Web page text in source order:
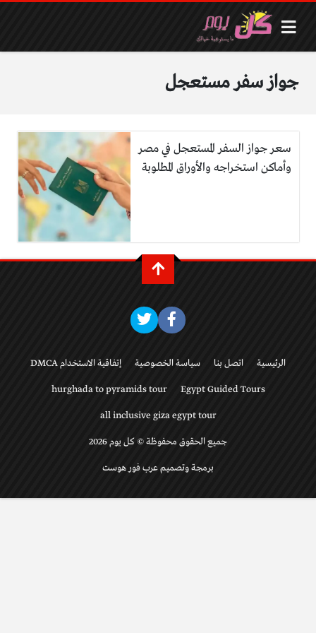
جواز سفر مستعجل
سعر جواز السفر المستعجل في مصر
وأماكن استخراجه والأوراق المطلوبة
الرئيسية اتصل بنا سياسة الخصوصية إتفاقية الاستخدام DMCA
Egypt Guided Tours
hurghada to pyramids tour
all inclusive giza egypt tour
جميع الحقوق محفوظة © كل يوم 2026
برمجة وتصميم عرب فور هوست